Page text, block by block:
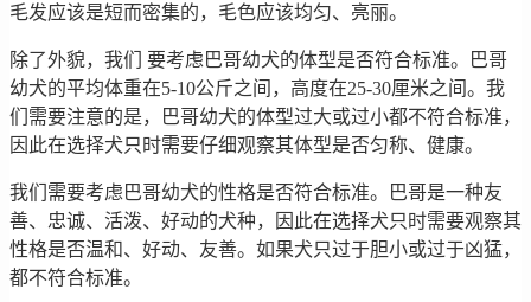
毛发应该是短而密集的，毛色应该均匀、亮丽。
除了外貌，我们 要考虑巴哥幼犬的体型是否符合标准。巴哥
幼犬的平均体重在5-10公斤之间，高度在25-30厘米之间。我
们需要注意的是，巴哥幼犬的体型过大或过小都不符合标准，
因此在选择犬只时需要仔细观察其体型是否匀称、健康。
我们需要考虑巴哥幼犬的性格是否符合标准。巴哥是一种友
善、忠诚、活泼、好动的犬种，因此在选择犬只时需要观察其
性格是否温和、好动、友善。如果犬只过于胆小或过于凶猛，
都不符合标准。